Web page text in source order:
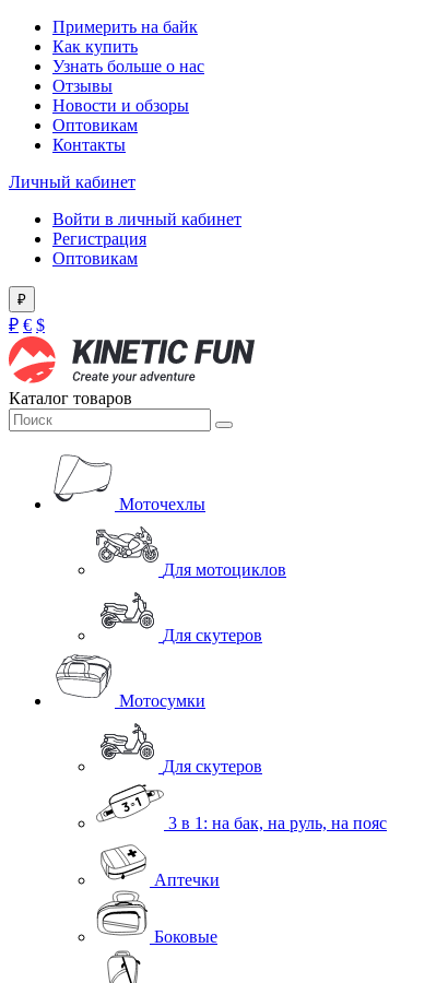
Примерить на байк
Как купить
Узнать больше о нас
Отзывы
Новости и обзоры
Оптовикам
Контакты
Личный кабинет
Войти в личный кабинет
Регистрация
Оптовикам
₽
₽ € $
Каталог товаров
Моточехлы
Для мотоциклов
Для скутеров
Мотосумки
Для скутеров
3 в 1: на бак, на руль, на пояс
Аптечки
Боковые